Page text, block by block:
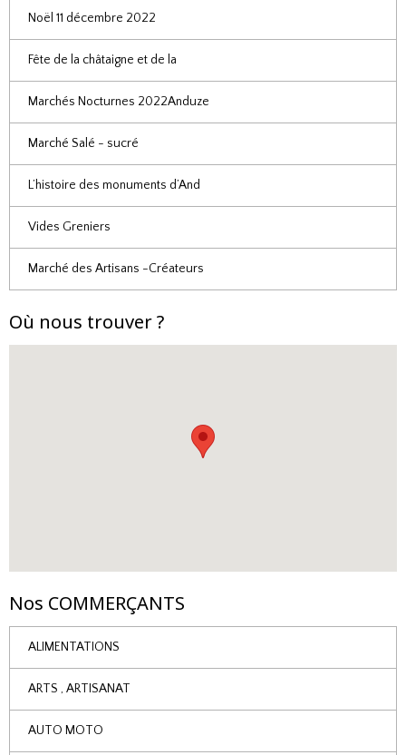
Noël 11 décembre 2022
Fête de la châtaigne et de la
Marchés Nocturnes 2022Anduze
Marché Salé - sucré
L’histoire des monuments d’And
Vides Greniers
Marché des Artisans -Créateurs
Où nous trouver ?
Nos COMMERÇANTS
ALIMENTATIONS
ARTS , ARTISANAT
AUTO MOTO